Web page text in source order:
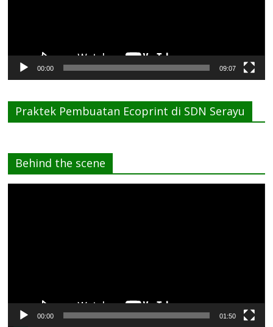
00:00 09:07
Praktek Pembuatan Ecoprint di SDN Serayu
Behind the scene
00:00 01:50